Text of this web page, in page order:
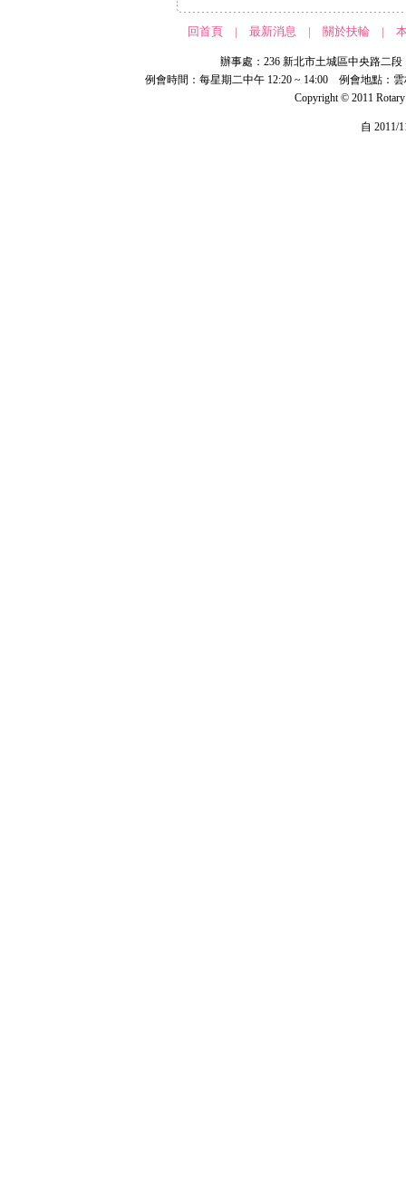
回首頁 | 最新消息 | 關於扶輪 |
辦事處：236 新北市土城區中央路二
例會時間：每星期二中午 12:20 ~ 14:00 例會地點：
Copyright © 2011
自 2011/